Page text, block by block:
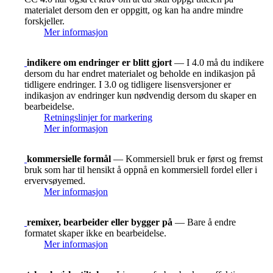
materialet dersom den er oppgitt, og kan ha andre mindre
forskjeller.
Mer informasjon
indikere om endringer er blitt gjort — I 4.0 må du indikere
dersom du har endret materialet og beholde en indikasjon på
tidligere endringer. I 3.0 og tidligere lisensversjoner er
indikasjon av endringer kun nødvendig dersom du skaper en
bearbeidelse.
Retningslinjer for markering
Mer informasjon
kommersielle formål — Kommersiell bruk er først og fremst
bruk som har til hensikt å oppnå en kommersiell fordel eller i
ervervsøyemed.
Mer informasjon
remixer, bearbeider eller bygger på — Bare å endre
formatet skaper ikke en bearbeidelse.
Mer informasjon